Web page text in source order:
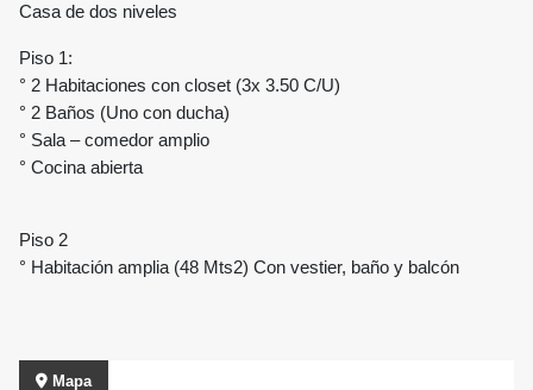
Casa de dos niveles
Piso 1:
° 2 Habitaciones con closet (3x 3.50 C/U)
° 2 Baños (Uno con ducha)
° Sala – comedor amplio
° Cocina abierta
Piso 2
° Habitación amplia (48 Mts2) Con vestier, baño y balcón
Mapa